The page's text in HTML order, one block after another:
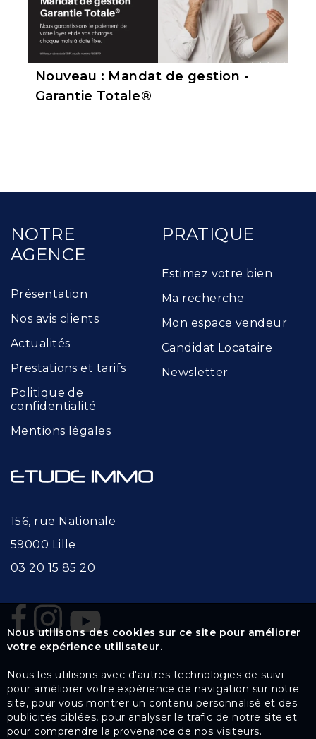
Nouveau : Mandat de gestion -
Garantie Totale®
NOTRE
AGENCE
Présentation
Nos avis clients
Actualités
Prestations et tarifs
Politique de
confidentialité
Mentions légales
PRATIQUE
Estimez votre bien
Ma recherche
Mon espace vendeur
Candidat Locataire
Newsletter
156, rue Nationale
59000 Lille
03 20 15 85 20
Nous utilisons des cookies sur ce site pour améliorer
votre expérience utilisateur.
Nous les utilisons avec d'autres technologies de suivi
pour améliorer votre expérience de navigation sur notre
site, pour vous montrer un contenu personnalisé et des
publicités ciblées, pour analyser le trafic de notre site et
pour comprendre la provenance de nos visiteurs.